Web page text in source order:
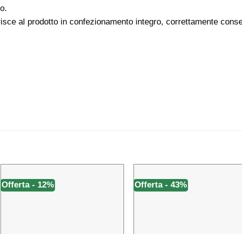
al prodotto in confezionamento integro, correttamente
Offerta - 12% Offerta - 43%